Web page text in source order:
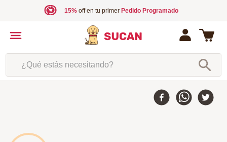
15%off en tu primer Pedido Programado
¿Qué estás necesitando?
10 %